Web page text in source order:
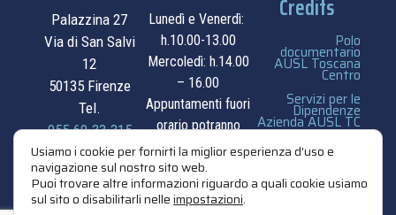
Palazzina 27
Via di San Salvi
12
50135 Firenze
Tel.
055.69.33.315
contatti
Lunedì e Venerdì:
h.10.00-13.00
Mercoledì: h.14.00
– 16.00
Appuntamenti fuori
orario potranno
essere
concordati su
appuntamento.
Credits
Polo
documentario
AUSL Toscana
Centro
Servizi per le
Dipendenze
Azienda AUSL TC
privacy e cookie
Usiamo i cookie per fornirti la miglior esperienza d'uso e
navigazione sul nostro sito web.
Puoi trovare altre informazioni riguardo a quali cookie usiamo
sul sito o disabilitarli nelleimpostazioni.